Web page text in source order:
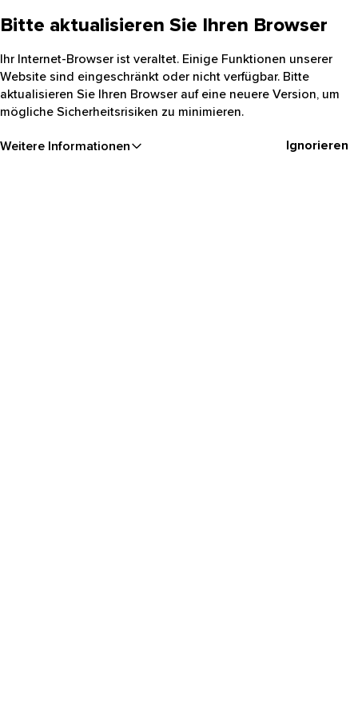
Bitte aktualisieren Sie Ihren Browser
Ihr Internet-Browser ist veraltet. Einige Funktionen unserer
Website sind eingeschränkt oder nicht verfügbar. Bitte
aktualisieren Sie Ihren Browser auf eine neuere Version, um
mögliche Sicherheitsrisiken zu minimieren.
Weitere Informationen Ignorieren